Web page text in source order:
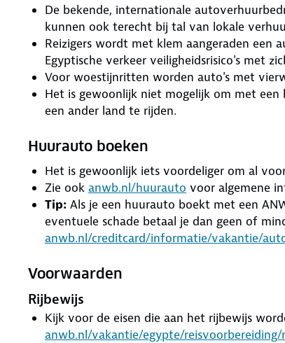
De bekende, internationale
kunnen ook terecht bij tal van lokale
Reizigers wordt met klem aangeraden
Egyptische verkeer veiligheidsrisico's met
Voor woestijnritten worden auto's met
Het is gewoonlijk niet mogelijk om met
een ander land te rijden.
Huurauto boeken
Het is gewoonlijk iets voordeliger om al
Zie ook anwb.nl/huurauto voor algemene
Tip: Als je een huurauto boekt met een
eventuele schade betaal je dan geen of
anwb.nl/creditcard/informatie/vakantie/
Voorwaarden
Rijbewijs
Kijk voor de eisen die aan het rijbewijs
anwb.nl/vakantie/egypte/reisvoorbereiding/